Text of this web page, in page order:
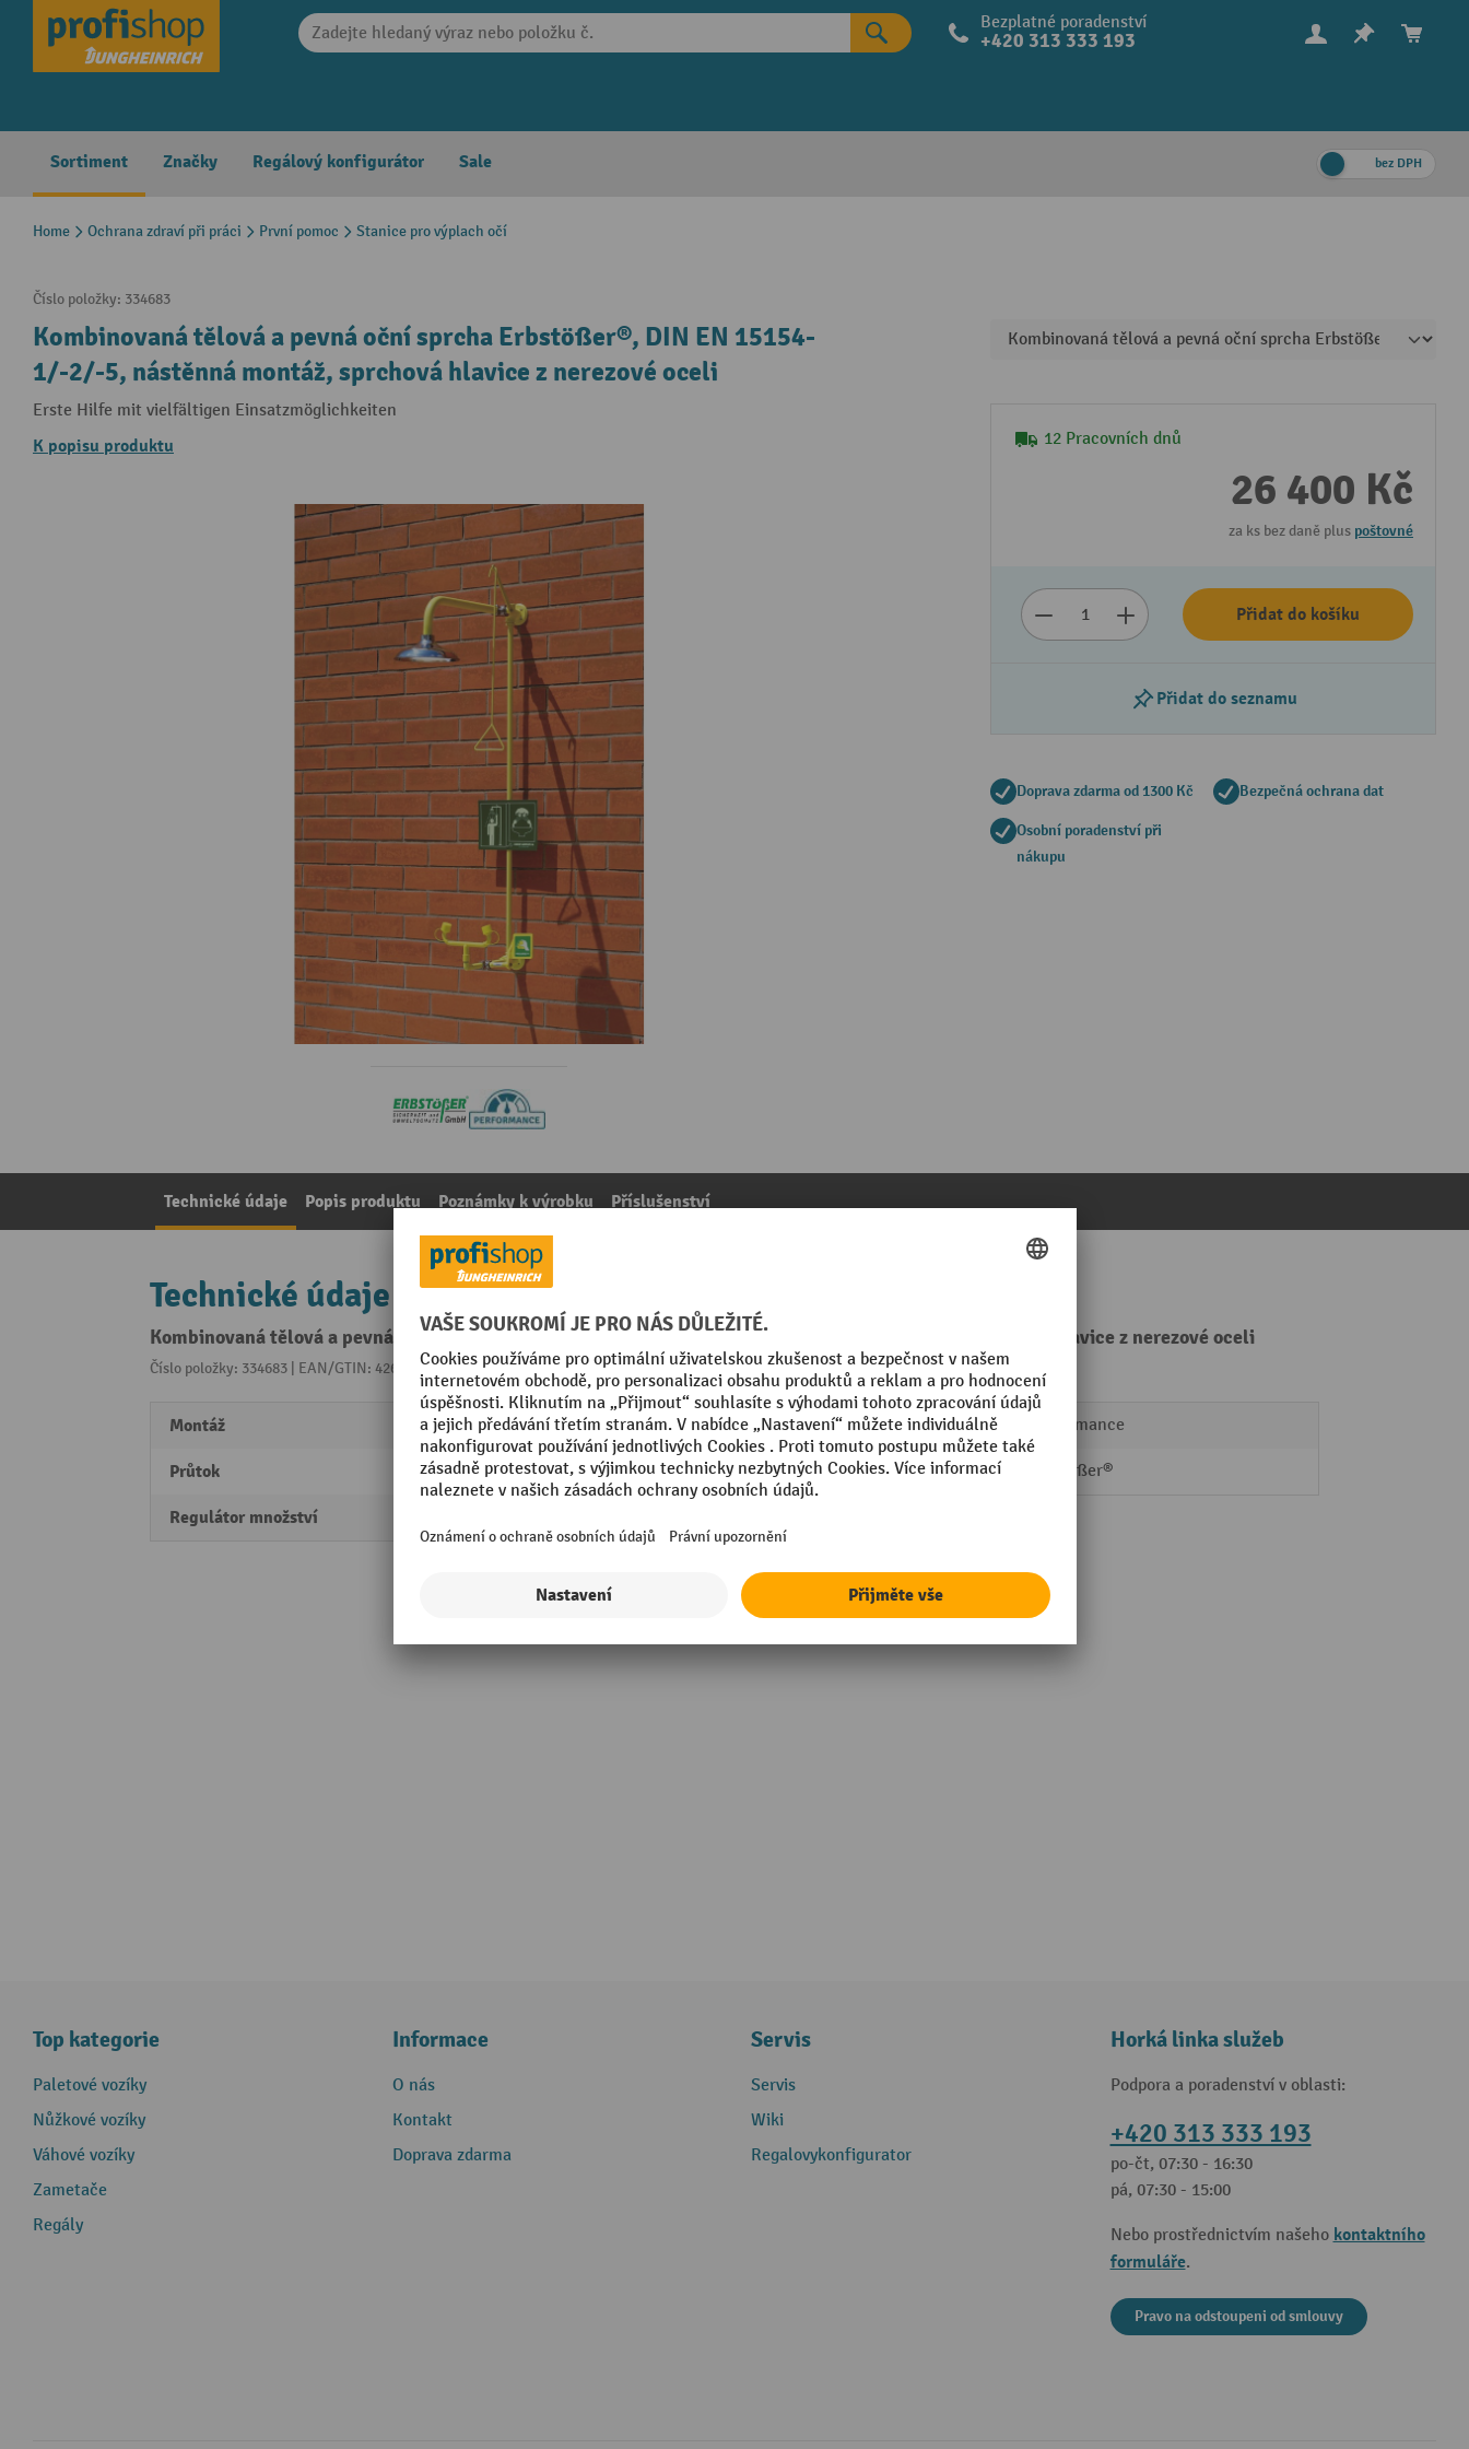
Skip to main navigation Bezplatné poradenství
+420 313 333 193
Sortiment Značky Regálový konfigurátor Sale bez DPH
Home Ochrana zdraví při práci První pomoc Stanice pro výplach očí
Číslo položky: 334683
Kombinovaná tělová a pevná oční sprcha Erbstößer®, DIN EN 15154-
1/-2/-5, nástěnná montáž, sprchová hlavice z nerezové oceli
Erste Hilfe mit vielfältigen Einsatzmöglichkeiten
K popisu produktu 12 Pracovních dnů
26 400 Kč
za ks bez daně plus poštovné
Přidat do košíku
Přidat do seznamu
Doprava zdarma od 1300 Kč Bezpečná ochrana dat
Osobní poradenství při
nákupu
Technické údaje Popis produktu Poznámky k výrobku Příslušenství
Technické údaje
Kombinovaná tělová a pevná oční sprcha Erbstößer®, DIN EN 15154-1/-2/-5, nástěnná montáž, sprchová hlavice z nerezové oceli
Číslo položky: 334683 | EAN/GTIN: 4260294061156Z kategorie:Stanice pro výplach očí
Montáž Montáž na stěnu
Průtok 110 l/min
Regulátor množství
Segmentu Performance
Značka Erbstößer®
Top kategorie
Paletové vozíky
Nůžkové vozíky
Váhové vozíky
Zametače
Regály
Informace
O nás
Kontakt
Doprava zdarma
Servis
Servis
Wiki
Regalovykonfigurator
Horká linka služeb
Podpora a poradenství v oblasti:
+420 313 333 193
po-čt, 07:30 - 16:30
pá, 07:30 - 15:00
Nebo prostřednictvím našeho kontaktního
formuláře.
Pravo na odstoupeni od smlouvy